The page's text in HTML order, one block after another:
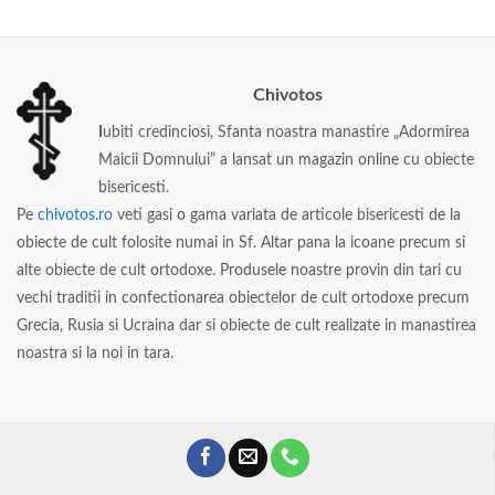
Chivotos
ubiti credinciosi, Sfanta noastra manastire „Adormirea
Maicii Domnului” a lansat un magazin online cu obiecte
bisericesti.
Pe chivotos.ro veti gasi o gama variata de articole bisericesti de la
obiecte de cult folosite numai in Sf. Altar pana la icoane precum si
alte obiecte de cult ortodoxe. Produsele noastre provin din tari cu
vechi traditii in confectionarea obiectelor de cult ortodoxe precum
Grecia, Rusia si Ucraina dar si obiecte de cult realizate in manastirea
noastra si la noi in tara.